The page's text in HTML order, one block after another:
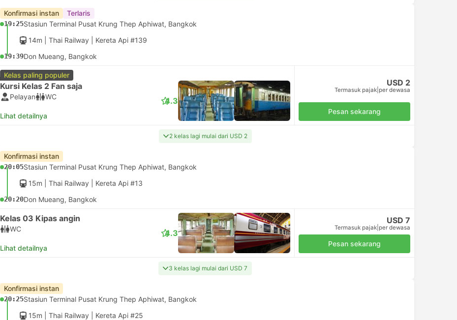
Konfirmasi instan Terlaris
19:25Stasiun Terminal Pusat Krung Thep Aphiwat, Bangkok
14m | Thai Railway Kereta Api #139
19:39Don Mueang, Bangkok
Kelas paling populer
Kursi Kelas 2 Fan saja
Pelayan WC
Lihat detailnya
4.3
USD 2
Termasuk pajak per dewasa
Pesan sekarang
2 kelas lagi mulai dari USD 2
Konfirmasi instan
20:05Stasiun Terminal Pusat Krung Thep Aphiwat, Bangkok
15m | Thai Railway Kereta Api #13
20:20Don Mueang, Bangkok
Kelas 03 Kipas angin
WC
Lihat detailnya
4.3
USD 7
Termasuk pajak per dewasa
Pesan sekarang
3 kelas lagi mulai dari USD 7
Konfirmasi instan
20:25Stasiun Terminal Pusat Krung Thep Aphiwat, Bangkok
15m | Thai Railway Kereta Api #25